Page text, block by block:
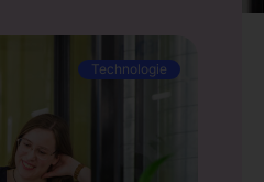
Technologie